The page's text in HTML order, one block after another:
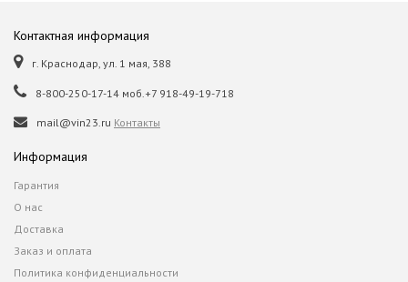
Контактная информация
г. Краснодар, ул. 1 мая, 388
8-800-250-17-14 моб.+7 918-49-19-718
mail@vin23.ru Контакты
Информация
Гарантия
О нас
Доставка
Заказ и оплата
Политика конфиденциальности